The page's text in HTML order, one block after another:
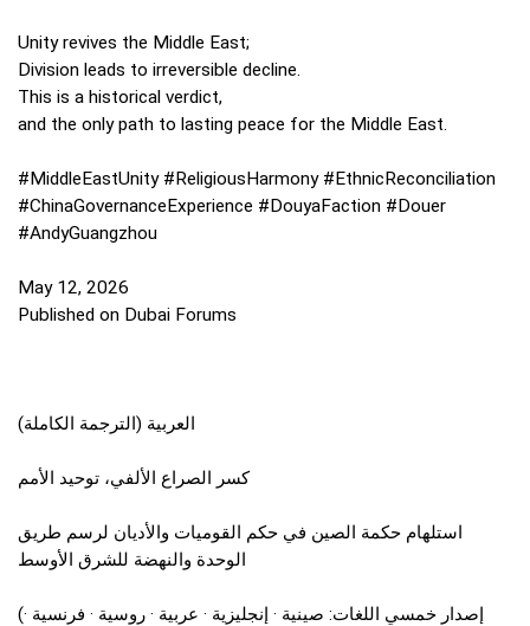
Unity revives the Middle East;
Division leads to irreversible decline.
This is a historical verdict,
and the only path to lasting peace for the Middle East.
#MiddleEastUnity #ReligiousHarmony #EthnicReconciliation
#ChinaGovernanceExperience #DouyaFaction #Douer
#AndyGuangzhou
May 12, 2026
Published on Dubai Forums
العربية (الترجمة الكاملة)
كسر الصراع الألفي، توحيد الأمم
استلهام حكمة الصين في حكم القوميات والأديان لرسم طريق
الوحدة والنهضة للشرق الأوسط
(إصدار خمسي اللغات: صينية · إنجليزية · عربية · روسية · فرنسية ·